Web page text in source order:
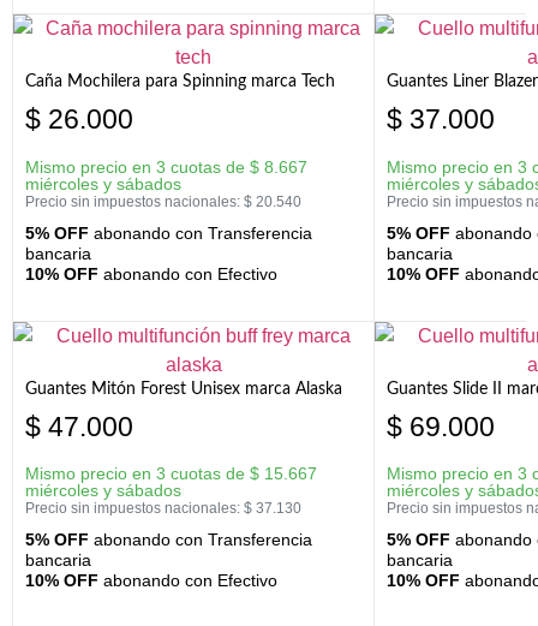
Caña Mochilera para Spinning marca Tech
$ 26.000
Mismo precio en 3 cuotas de $ 8.667
miércoles y sábados
Precio sin impuestos nacionales: $ 20.540
5% OFF abonando con Transferencia
bancaria
10% OFF abonando con Efectivo
Guantes Liner
$ 37.000
Mismo precio en 3
miércoles y
Precio sin impuestos
5% OFF abonando
bancaria
10% OFF
Guantes Mitón Forest Unisex marca Alaska
$ 47.000
Mismo precio en 3 cuotas de $ 15.667
miércoles y sábados
Precio sin impuestos nacionales: $ 37.130
5% OFF abonando con Transferencia
bancaria
10% OFF abonando con Efectivo
Guantes Slide II
$ 69.000
Mismo precio en 3
miércoles y
Precio sin impuestos
5% OFF abonando
bancaria
10% OFF